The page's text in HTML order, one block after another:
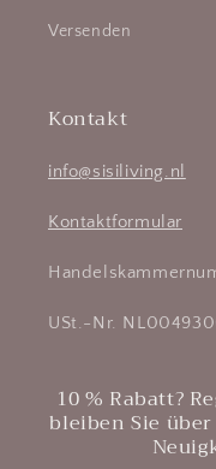
Versenden
Kontakt
info@sisiliving.nl
Kontaktformular
USt.-Nr.
10 % Rabatt?
bleiben Sie